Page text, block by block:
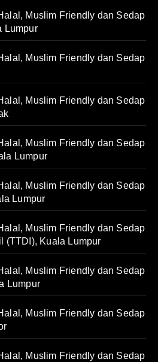
Muslim Friendly dan Sedap
Lumpur
Muslim Friendly dan Sedap
Muslim Friendly dan Sedap
Muslim Friendly dan Sedap
Lumpur
Muslim Friendly dan Sedap
Lumpur
Muslim Friendly dan Sedap
(TTDI), Kuala Lumpur
Muslim Friendly dan Sedap
Lumpur
Muslim Friendly dan Sedap
Muslim Friendly dan Sedap